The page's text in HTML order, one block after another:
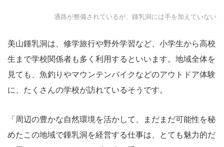
通路が整備されているが、鍾乳洞には手を加えていない
美山鍾乳洞は、修学旅行や野外学習など、小学生から高校
生まで学校関係者も多く利用するといいます。地域全体を
見ても、魚釣りやマウンテンバイクなどのアウトドア体験
に、たくさんの学校が訪れているそうです。
「周辺の豊かな自然環境を活かして、まだまだ可能性を秘
めたこの地域で鍾乳洞を経営する仕事は、とても魅力的だ